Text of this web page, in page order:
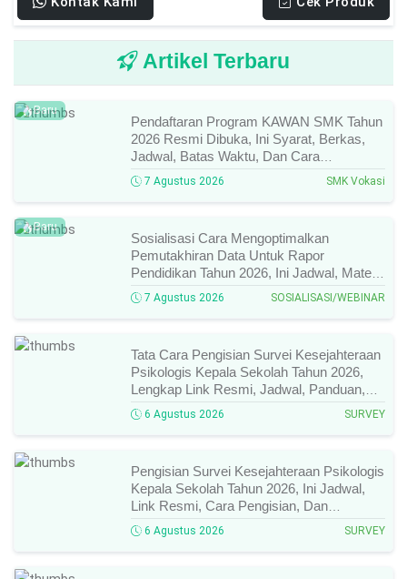
Artikel Terbaru
Baru
Pendaftaran Program KAWAN SMK Tahun
2026 Resmi Dibuka, Ini Syarat, Berkas,
Jadwal, Batas Waktu, Dan Cara
Pendaftarannya!
7 Agustus 2026 SMK Vokasi
Baru
Sosialisasi Cara Mengoptimalkan
Pemutakhiran Data Untuk Rapor
Pendidikan Tahun 2026, Ini Jadwal, Materi,
Narasumber, Dan Link Mengikutinya!
7 Agustus 2026 SOSIALISASI/WEBINAR
Tata Cara Pengisian Survei Kesejahteraan
Psikologis Kepala Sekolah Tahun 2026,
Lengkap Link Resmi, Jadwal, Panduan,
Dan Hal Yang Wajib Diperhatikan!
6 Agustus 2026 SURVEY
Pengisian Survei Kesejahteraan Psikologis
Kepala Sekolah Tahun 2026, Ini Jadwal,
Link Resmi, Cara Pengisian, Dan
Ketentuan Lengkapnya!
6 Agustus 2026 SURVEY